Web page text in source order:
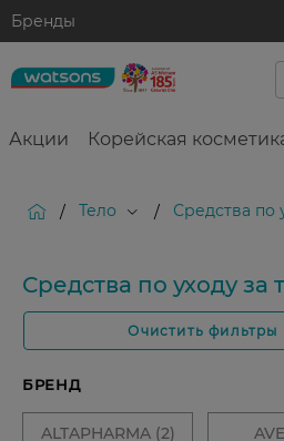
Бренды
Акции Корейская
/ Тело / Средства по
Средства по уходу за
Очистить фильтры